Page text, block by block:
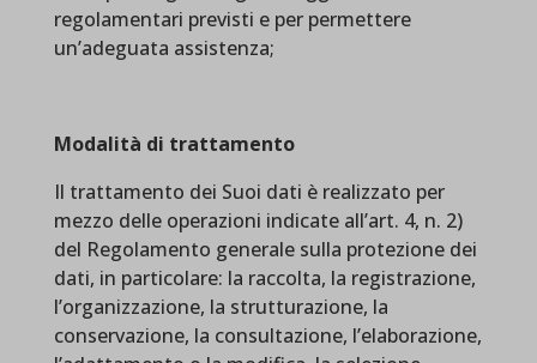
regolamentari previsti e per permettere
un’adeguata assistenza;
Modalità di trattamento
Il trattamento dei Suoi dati è realizzato per
mezzo delle operazioni indicate all’art. 4, n. 2)
del Regolamento generale sulla protezione dei
dati, in particolare: la raccolta, la registrazione,
l’organizzazione, la strutturazione, la
conservazione, la consultazione, l’elaborazione,